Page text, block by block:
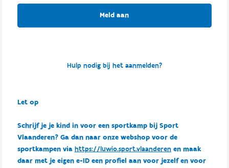
Meld aan
Hulp nodig bij het aanmelden?
Let op
Schrijf je je kind in voor een sportkamp bij Sport
Vlaanderen? Ga dan naar onze webshop voor de
sportkampen via https://luwio.sport.vlaanderenen maak
daar met je eigen e-ID een profiel aan voor jezelf en voor